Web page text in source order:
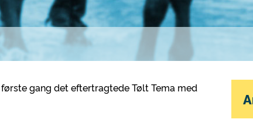
gang det eftertragtede Tølt Tema med